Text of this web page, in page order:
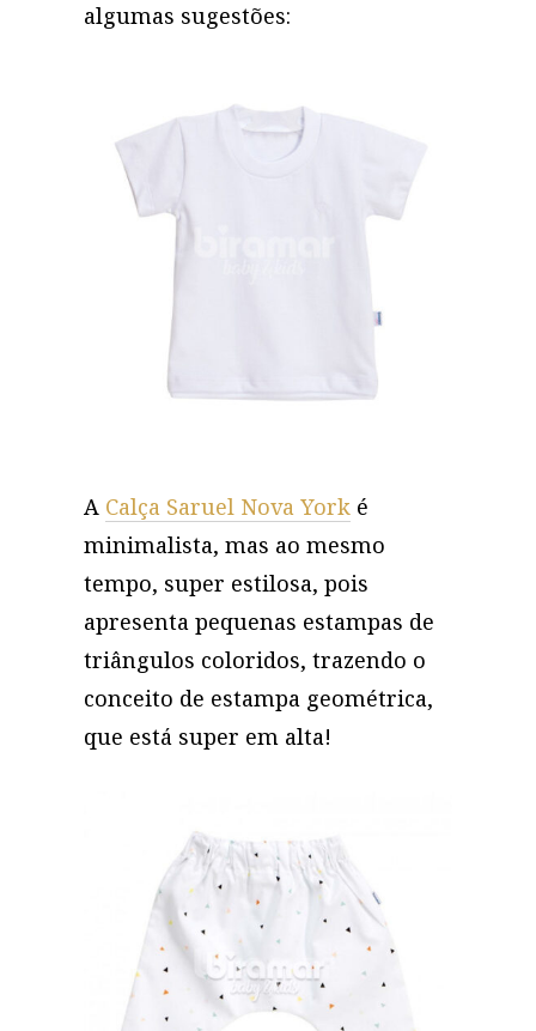
algumas sugestões:
A Calça Saruel Nova York é
minimalista, mas ao mesmo
tempo, super estilosa, pois
apresenta pequenas estampas de
triângulos coloridos, trazendo o
conceito de estampa geométrica,
que está super em alta!